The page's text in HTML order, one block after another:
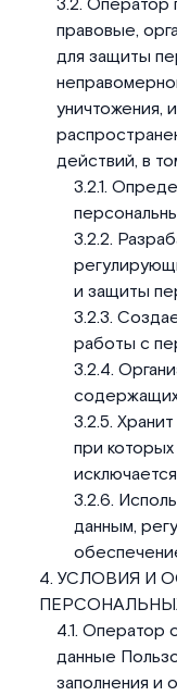
Оператор
правовые,
для защиты
уничтожения,
действий, в
и защиты
работы с
при
данным,
УСЛОВИЯ И
Оператор
данные
заполнения и